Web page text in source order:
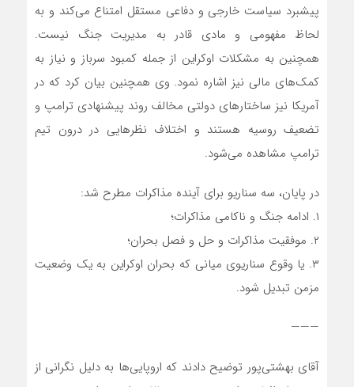
پیشبرد سیاست خارجی و دفاعی مستقل امتناع می‌کند و به
لحاظ مفهومی و مادی قادر به مدیریت جنگ نیست.
همچنین به مشکلات اوکراین از جمله کمبود سرباز و نیاز به
کمک‌های مالی نیز اشاره نمود. وی همچنین بیان کرد که در
آمریکا نیز ساختارهای دولتی مخالف روند پیشنهادی ترامپ و
تضعیف روسیه هستند و اختلاف نظرهایی در درون تیم
ترامپ مشاهده می‌شود.
در پایان، سه سناریو برای آینده مذاکرات مطرح شد:
۱. ادامه جنگ و ناکامی مذاکرات؛
۲. موفقیت مذاکرات و حل و فصل بحران؛
۳. یا وقوع سناریوی میانی که بحران اوکراین به یک وضعیت
مزمن تبدیل شود.
———
آقای بهشتی‌پور توضیح دادند که اروپایی‌ها به دلیل نگرانی از